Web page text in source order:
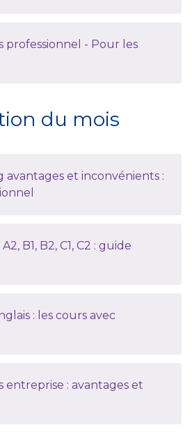
professionnel - Pour les
du mois
et inconvénients :
B1, B2, C1, C2 : guide
: les cours avec
entreprise : avantages et